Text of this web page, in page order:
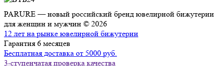
PARURE — новый российский бренд ювелирной бижутерии
для женщин и мужчин © 2026
12 лет на рынке ювелирной бижутерии
Гарантия 6 месяцев
Бесплатная доставка от 5000 руб.
3-ступенчатая проверка качества